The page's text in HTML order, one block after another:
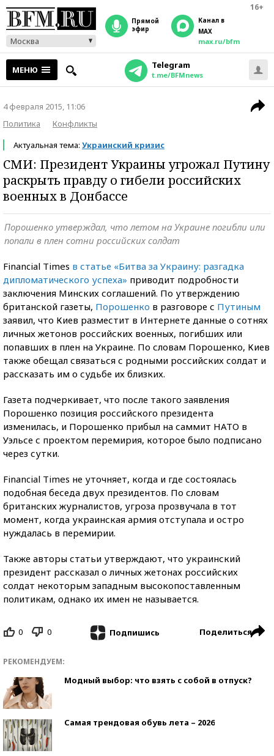
16+
Москва
прямой
эфир
Канал в
MAX
max.ru/bfm
МЕНЮ Telegram
t.me/BFMnews
4 февраля 2015, 11:06
Политика
Конфликты
Актуальная тема: Украинский кризис
СМИ: Президент Украины угрожал Путину
раскрыть правду о гибели российских
военных в Донбассе
Порошенко утверждал, что летом на Украине погибли или
попали в плен сотни российских солдат
Financial Times в статье «Битва за Украину: разгадка
дипломатического успеха» приводит подробности
заключения Минских соглашений. По утверждению
британской газеты, Порошенко в разговоре с Путиным
заявил, что Киев разместит в Интернете данные о сотнях
личных жетонов российских военных, погибших или
попавших в плен на Украине. По словам Порошенко, Киев
также обещал связаться с родными российских солдат и
рассказать им о судьбе их близких.
Газета подчеркивает, что после такого заявления
Порошенко позиция российского президента
изменилась, и Порошенко прибыл на саммит НАТО в
Уэльсе с проектом перемирия, которое было подписано
через сутки.
Financial Times не уточняет, когда и где состоялась
подобная беседа двух президентов. По словам
британских журналистов, угроза прозвучала в тот
момент, когда украинская армия отступала и остро
нуждалась в перемирии.
Также авторы статьи утверждают, что украинский
президент рассказал о личных жетонах российских
солдат некоторым западным высокопоставленным
политикам, однако их имен не называется.
0 0 Подпишись Поделиться
РЕКОМЕНДУЕМ:
Модный выбор: что взять с собой в отпуск?
Самая трендовая обувь лета – 2026